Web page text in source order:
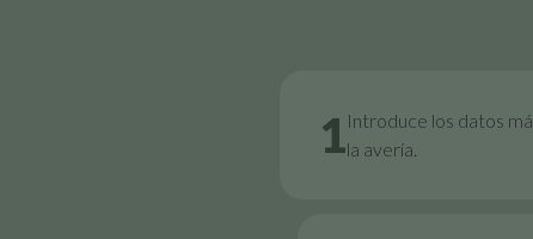
1Introduce los datos
la avería.